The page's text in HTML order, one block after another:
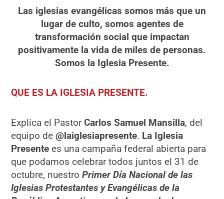
Las iglesias evangélicas somos más que un
lugar de culto, somos agentes de
transformación social que impactan
positivamente la vida de miles de personas.
Somos la Iglesia Presente.
QUE ES LA IGLESIA PRESENTE.
Explica el PastorCarlos Samuel Mansilla, del
equipo de@laiglesiapresente. La Iglesia
Presente es una campaña federal abierta para
que podamos celebrar todos juntos el 31 de
octubre, nuestroPrimer Día Nacional de las
Iglesias Protestantes y Evangélicas de la